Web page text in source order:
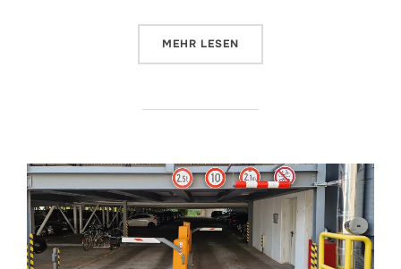
MEHR ÜBER „LAGERFLÄCHEN“
LESEN